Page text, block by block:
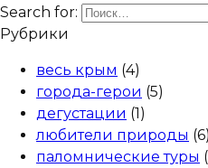
Search for:
Рубрики
весь крым (4)
города-герои (5)
дегустации (1)
любители природы (6)
паломнические туры